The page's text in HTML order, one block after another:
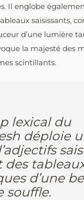
Il englobe
saisissants,
d’une lumière
la majesté des
scintillants.
lexical du
déploie
des
d’une
souffle.